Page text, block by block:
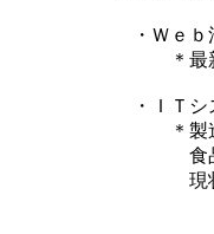
・Ｗｅｂ
＊最新技
・ＩＴシ
＊製造業
食品加工
現状分